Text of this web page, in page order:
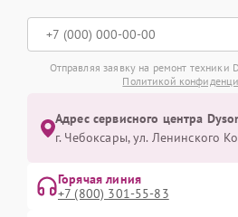
Отправляя заявку на ремонт техники
Политикой
Адрес сервисного центра
г. Чебоксары, ул. Ленинского
Горячая линия
+7 (800) 301-55-83